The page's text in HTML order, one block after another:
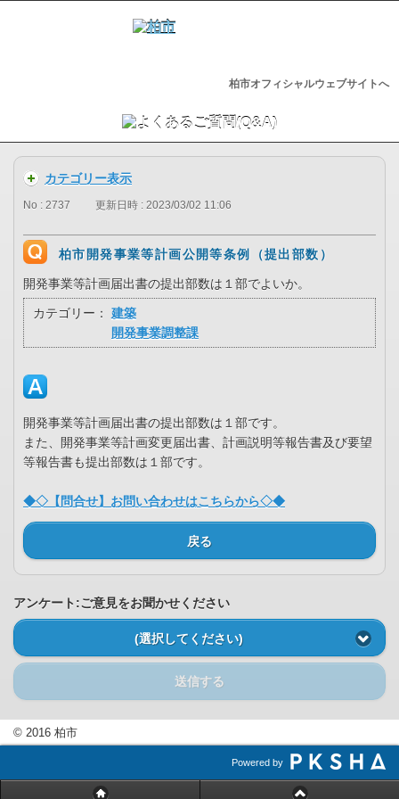
柏市オフィシャルウェブサイトへ
カテゴリー表示
No : 2737 更新日時 : 2023/03/02 11:06
柏市開発事業等計画公開等条例（提出部数）
開発事業等計画届出書の提出部数は１部でよいか。
カテゴリー：
建築
開発事業調整課
開発事業等計画届出書の提出部数は１部です。
また、開発事業等計画変更届出書、計画説明等報告書及び要望
等報告書も提出部数は１部です。
◆◇【問合せ】お問い合わせはこちらから◇◆
戻る
アンケート:ご意見をお聞かせください
(選択してください)
送信する
© 2016 柏市
Powered by